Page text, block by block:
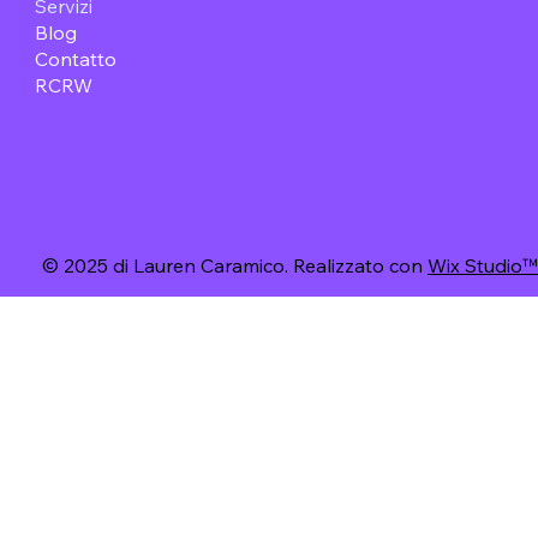
Servizi
Blog
Contatto
RCRW
© 2025 di Lauren Caramico. Realizzato conWix Studio™